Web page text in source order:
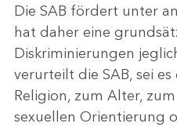
Die SAB fördert unter
hat daher eine
Diskriminierungen
verurteilt die SAB, sei
Religion, zum Alter,
sexuellen Orientierung